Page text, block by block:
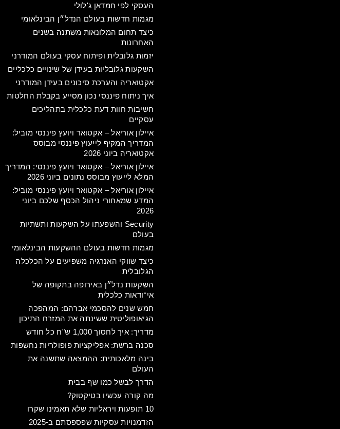
העסקי לפי חמדאן ג'לולי
מגמות חדשות בעולם הנדל״ן הבינלאומי
כיצד תחום המלונאות משתנה בשנים
האחרונות
יזמות גלובלית ופיתוח עסקי בעולם המודרני
השקעות גלובליות בעידן של שינויים כלכליים
אקטואריה והערכת סיכונים בעידן המודרני
איך ניתוח פיננסי נכון מסייע בקבלת החלטות
חשיבות חוות דעת כלכלית בתהליכים
עסקיים
איילון אוריאל – אקטואר ויועץ פיננסי מוביל:
המדריך המקיף לייעוץ פיננסי מבוסס
אקטואריה ביוני 2026
איילון אוריאל – אקטואר ויועץ פיננסי: המדריך
המלא לייעוץ מבוסס נתונים ביוני 2026
איילון אוריאל – אקטואר ויועץ פיננסי מוביל:
המדע שמאחורי ניהול הכסף שלכם ביוני
2026
Security והשפעתו על השקעות ותשתיות
בעולם
מגמות חדשות בעולם ההשקעות הבינלאומי
כיצד שווקי האנרגיה משפיעים על הכלכלה
הגלובלית
השקעות נדל״ן באירופה בתקופה של
אי־ודאות כלכלית
חמש שנים להסכמי אברהם: המהפכה
הגיאופוליטית ששינתה את המזרח התיכון
מדריך: איך לחסוך 1,000 ש"ח כל חודש
סכנה ברשת: אפליקציות פופולריות נחשפות
בינה מלאכותית: ההמצאה שתשנה את
העולם
הדרך לבשל כמו שף בבית
מה קורה עכשיו בטיקטוק?
10 תופעות ויראליות שלא תאמינו שקרו
הזדמנויות עסקיות שפספסתם ב-2025